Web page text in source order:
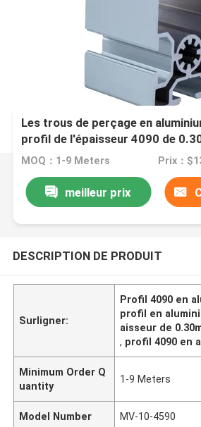
Les trous de perçage en
profil de l'épaisseur 4090 de
MOQ：1-9 Meters Prix：
meilleur prix
DESCRIPTION DE PRODUIT
Surligner:
Profil 4090 en
profil en
aisseur de
, profil 4090 en
Minimum Order Q
uantity
1-9 Meters
Model Number MV-10-4590